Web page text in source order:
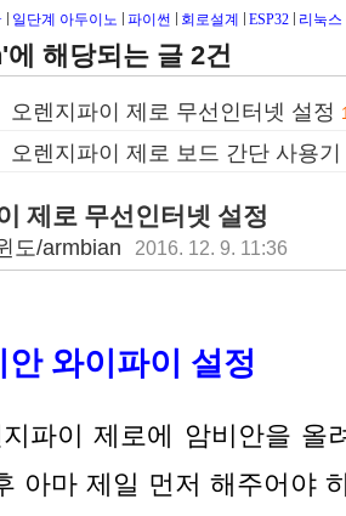
일단계 아두이노 파이썬 회로설계 ESP32 리눅스
해당되는 글 2건
오렌지파이 제로 무선인터넷 설정
오렌지파이 제로 보드 간단 사용기
제로 무선인터넷 설정
도/armbian 2016. 12. 9. 11:36
안 와이파이 설정
파이 제로에 암비안을 올
아마 제일 먼저 해주어야